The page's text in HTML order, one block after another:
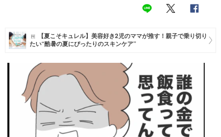
住まい
マネー
トレンド・イベント
【夏こそキュレル】美容好き2児のママが推す！親子で乗り切り
たい“酷暑の夏にぴったりのスキンケア”